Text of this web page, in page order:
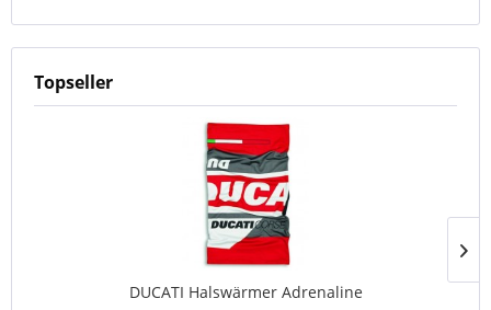
Topseller
DUCATI Halswärmer Adrenaline